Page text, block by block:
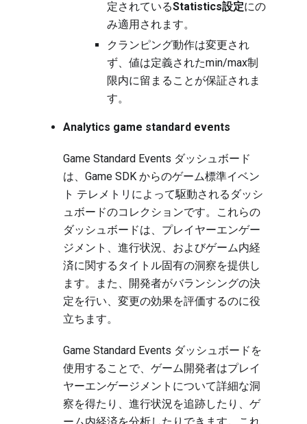
定されているStatistics設定にの
み適用されます。
クランピング動作は変更され
ず、値は定義されたmin/max制
限内に留まることが保証されま
す。
Analytics game standard events
Game Standard Events ダッシュボード
は、Game SDK からのゲーム標準イベン
ト テレメトリによって駆動されるダッシ
ュボードのコレクションです。これらの
ダッシュボードは、プレイヤーエンゲー
ジメント、進行状況、およびゲーム内経
済に関するタイトル固有の洞察を提供し
ます。また、開発者がバランシングの決
定を行い、変更の効果を評価するのに役
立ちます。
Game Standard Events ダッシュボードを
使用することで、ゲーム開発者はプレイ
ヤーエンゲージメントについて詳細な洞
察を得たり、進行状況を追跡したり、ゲ